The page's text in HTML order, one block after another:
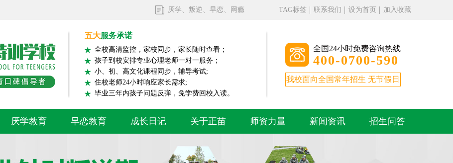
厌学、叛逆、早恋、网瘾 TAG标签 联系我们 设为首页 加入收藏
五大服务承诺
全校高清监控，家校同步，家长随时查看；
孩子到校安排专业心理老师一对一服务；
小、初、高文化课程同步，辅导考试;
住校老师24小时响应家长需求;
毕业三年内孩子问题反弹，免学费回校入读。
全国24小时免费咨询热线
400-0700-590
我校面向全国常年招生 无节假日
厌学教育 早恋教育 成长日记 关于正苗 师资力量 新闻资讯 招生问答